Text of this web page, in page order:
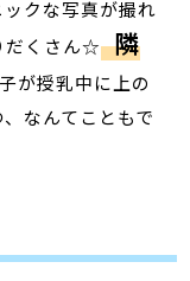
クな写真が撮れ
だくさん☆ 隣
が授乳中に上の
なんてこともで